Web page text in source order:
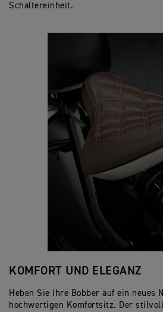
Schaltereinheit.
KOMFORT UND ELEGANZ
Heben Sie Ihre Bobber auf ein neues
hochwertigen Komfortsitz. Der